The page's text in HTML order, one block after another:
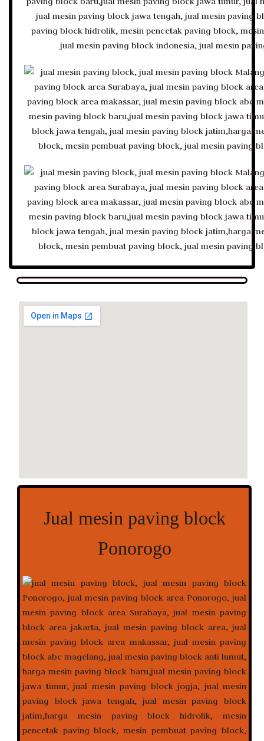
Jual mesin paving block
Ponorogo